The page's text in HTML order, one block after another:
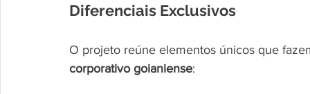
Diferenciais Exclusivos
O projeto reúne elementos únicos que
corporativo goianiense: